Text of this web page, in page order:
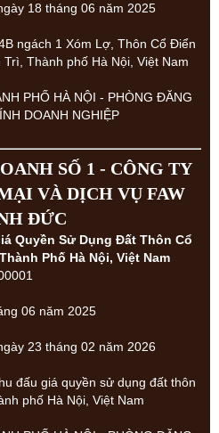
18 tháng 06 năm 2025
ngách 1 Xóm Lợ, Thôn Cổ Điển
Thành phố Hà Nội, Việt Nam
PHỐ HÀ NỘI - PHÒNG ĐĂNG
DOANH NGHIỆP
SỐ 1 - CÔNG TY
VÀ DỊCH VỤ FAW
ĐỨC
Quyền Sử Dụng Đất Thôn Cổ
Phố Hà Nội, Việt Nam
06 năm 2025
23 tháng 02 năm 2026
đấu giá quyền sử dụng đất thôn
phố Hà Nội, Việt Nam